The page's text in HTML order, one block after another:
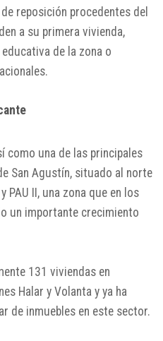
reposición procedentes del
a su primera vivienda,
de la zona o
como una de las principales
San Agustín, situado al norte
PAU II, una zona que en los
un importante crecimiento
131 viviendas en
Halar y Volanta y ya ha
de inmuebles en este sector.